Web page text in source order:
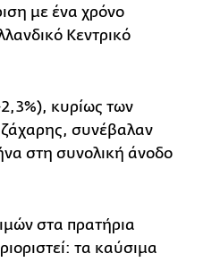
με ένα χρόνο
Κεντρικό
κυρίως των
συνέβαλαν
στη συνολική άνοδο
στα πρατήρια
τα καύσιμα